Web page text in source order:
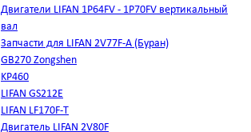
Двигатели LIFAN 1Р64FV - 1Р70FV вертикальный
вал
Запчасти для LIFAN 2V77F-A (Буран)
GB270 Zongshen
KP460
LIFAN GS212E
LIFAN LF170F-T
Двигатель LIFAN 2V80F